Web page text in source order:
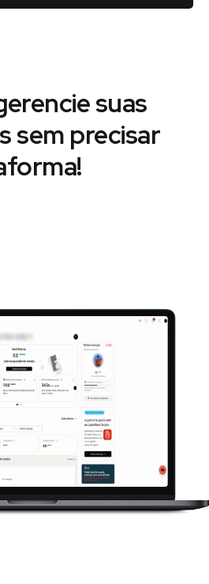
suas
sem precisar